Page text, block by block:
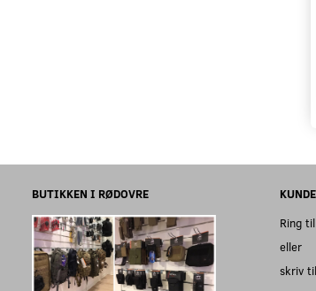
BUTIKKEN I RØDOVRE
Ring
eller
skriv